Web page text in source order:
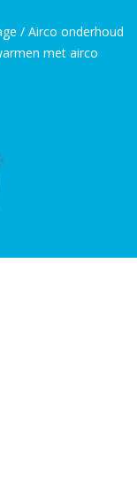
/ Airco onderhoud
met airco